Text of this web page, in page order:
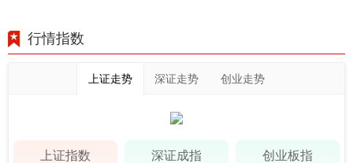
行情指数
上证走势 深证走势 创业走势
上证指数 深证成指 创业板指